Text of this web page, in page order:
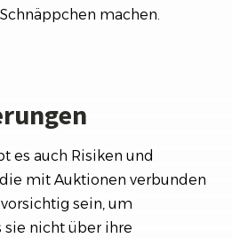
machen.
es auch Risiken und
mit Auktionen verbunden
sein, um
sie nicht über ihre